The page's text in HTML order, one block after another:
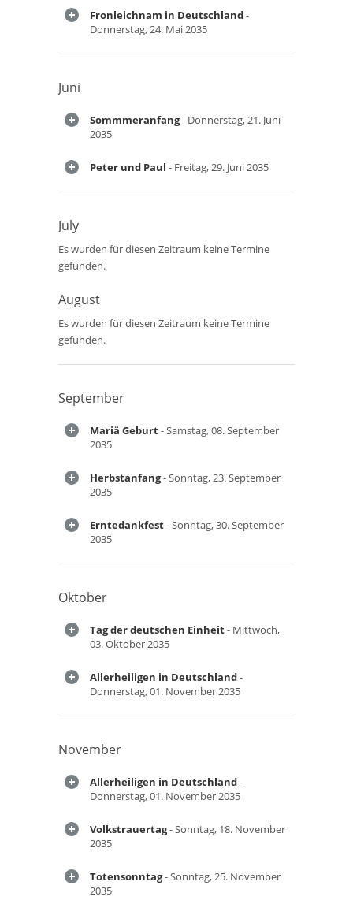
Fronleichnam in Deutschland-
Donnerstag, 24. Mai 2035
Juni
Sommmeranfang- Donnerstag, 21. Juni
2035
Peter und Paul - Freitag, 29. Juni 2035
July
Es wurden für diesen Zeitraum keine Termine
gefunden.
August
Es wurden für diesen Zeitraum keine Termine
gefunden.
September
Mariä Geburt- Samstag, 08. September
2035
Herbstanfang- Sonntag, 23. September
2035
Erntedankfest- Sonntag, 30. September
2035
Oktober
Tag der deutschen Einheit- Mittwoch,
03. Oktober 2035
Allerheiligen in Deutschland-
Donnerstag, 01. November 2035
November
Allerheiligen in Deutschland-
Donnerstag, 01. November 2035
Volkstrauertag- Sonntag, 18. November
2035
Totensonntag- Sonntag, 25. November
2035